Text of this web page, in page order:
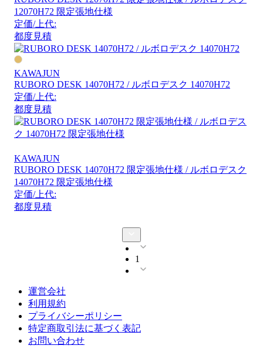
12070H72 限定張地仕様
定価/上代:
都度見積
KAWAJUN
RUBORO DESK 14070H72 / ルボロデスク 14070H72
定価/上代:
都度見積
KAWAJUN
RUBORO DESK 14070H72 限定張地仕様 / ルボロデスク
14070H72 限定張地仕様
定価/上代:
都度見積
1
運営会社
利用規約
プライバシーポリシー
特定商取引法に基づく表記
お問い合わせ